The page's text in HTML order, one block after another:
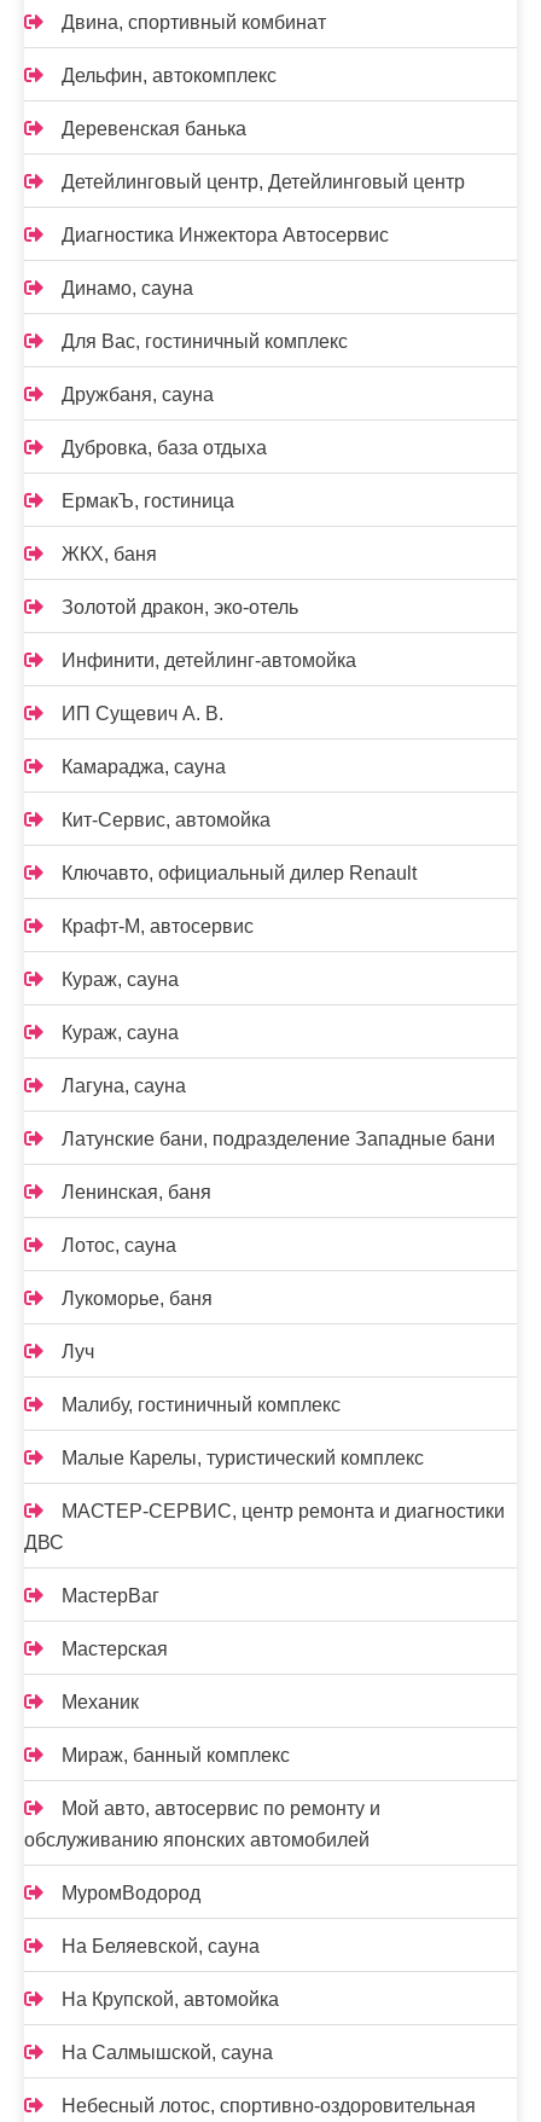
Двина, спортивный комбинат
Дельфин, автокомплекс
Деревенская банька
Детейлинговый центр, Детейлинговый центр
Диагностика Инжектора Автосервис
Динамо, сауна
Для Вас, гостиничный комплекс
Дружбаня, сауна
Дубровка, база отдыха
ЕрмакЪ, гостиница
ЖКХ, баня
Золотой дракон, эко-отель
Инфинити, детейлинг-автомойка
ИП Сущевич А. В.
Камараджа, сауна
Кит-Сервис, автомойка
Ключавто, официальный дилер Renault
Крафт-М, автосервис
Кураж, сауна
Кураж, сауна
Лагуна, сауна
Латунские бани, подразделение Западные бани
Ленинская, баня
Лотос, сауна
Лукоморье, баня
Луч
Малибу, гостиничный комплекс
Малые Карелы, туристический комплекс
МАСТЕР-СЕРВИС, центр ремонта и диагностики
ДВС
МастерВаг
Мастерская
Механик
Мираж, банный комплекс
Мой авто, автосервис по ремонту и
обслуживанию японских автомобилей
МуромВодород
На Беляевской, сауна
На Крупской, автомойка
На Салмышской, сауна
Небесный лотос, спортивно-оздоровительная